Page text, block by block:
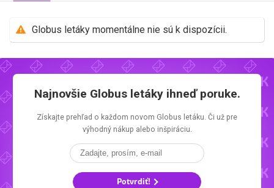
Globus letáky momentálne nie sú k dispozícii.
Najnovšie Globus letákyihneď poruke.
Získajte prehľad o každom novom Globus letáku. Či už pre
výhodný nákup alebo inšpiráciu.
Potvrdiť!